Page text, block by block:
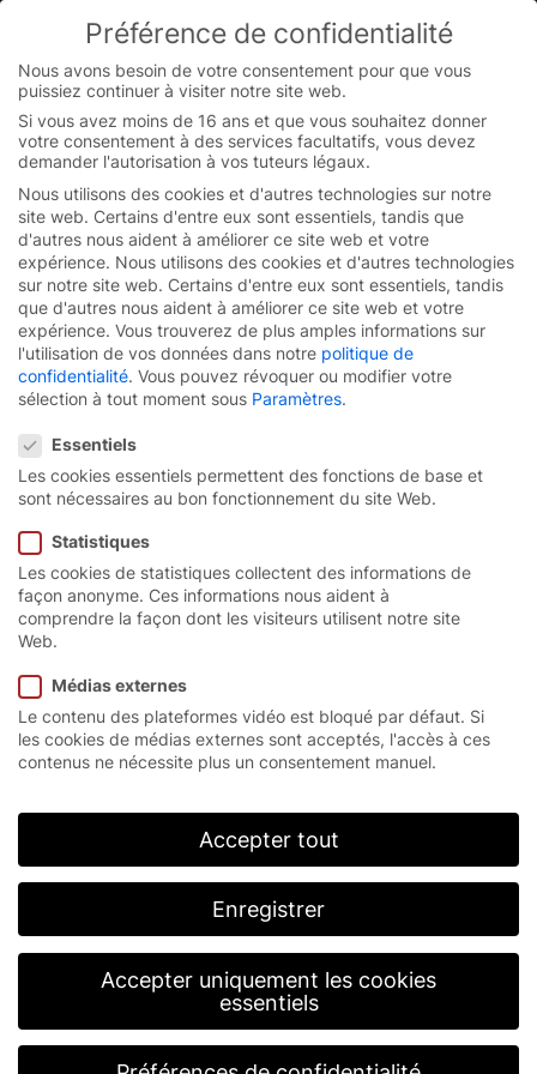
You are currently on the French-Belgian website.
Switch to the English version.
Skip
content
Trade fair registration
LogiMAT
Aïe ! Nous n’avons pas retrouvé votre formulaire.
Produits
Solutions
Utilisateurs
Service après-vente
Entreprise
Carrière
Préférence de confidentialité
Nous avons besoin de votre consentement pour que vous
puissiez continuer à visiter notre site web.
Si vous avez moins de 16 ans et que vous souhaitez donner
votre consentement à des services facultatifs, vous devez
demander l'autorisation à vos tuteurs légaux.
Nous utilisons des cookies et d'autres technologies sur notre
site web. Certains d'entre eux sont essentiels, tandis que
d'autres nous aident à améliorer ce site web et votre
expérience. Nous utilisons des cookies et d'autres technologies
sur notre site web. Certains d'entre eux sont essentiels, tandis
que d'autres nous aident à améliorer ce site web et votre
expérience. Vous trouverez de plus amples informations sur
l'utilisation de vos données dans notre politique de
confidentialité. Vous pouvez révoquer ou modifier votre
sélection à tout moment sous Paramètres.
Essentiels
Les cookies essentiels permettent des fonctions de base et
sont nécessaires au bon fonctionnement du site Web.
Statistiques
Les cookies de statistiques collectent des informations de
façon anonyme. Ces informations nous aident à
comprendre la façon dont les visiteurs utilisent notre site
Web.
Médias externes
Le contenu des plateformes vidéo est bloqué par défaut. Si
les cookies de médias externes sont acceptés, l'accès à ces
contenus ne nécessite plus un consentement manuel.
Accepter tout
Enregistrer
Accepter uniquement les cookies
essentiels